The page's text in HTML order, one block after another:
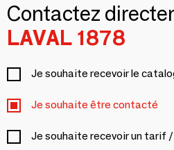
Contactez
LAVAL 1878
Je souhaite recevoir le
Je souhaite être contacté
Je souhaite recevoir un tarif